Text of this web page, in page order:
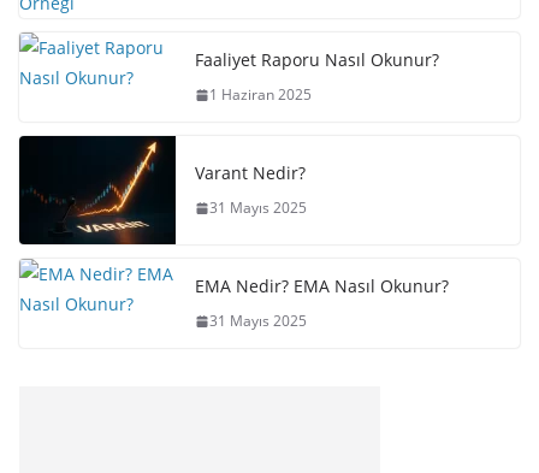
Faaliyet Raporu Nasıl Okunur?
1 Haziran 2025
Varant Nedir?
31 Mayıs 2025
EMA Nedir? EMA Nasıl Okunur?
31 Mayıs 2025